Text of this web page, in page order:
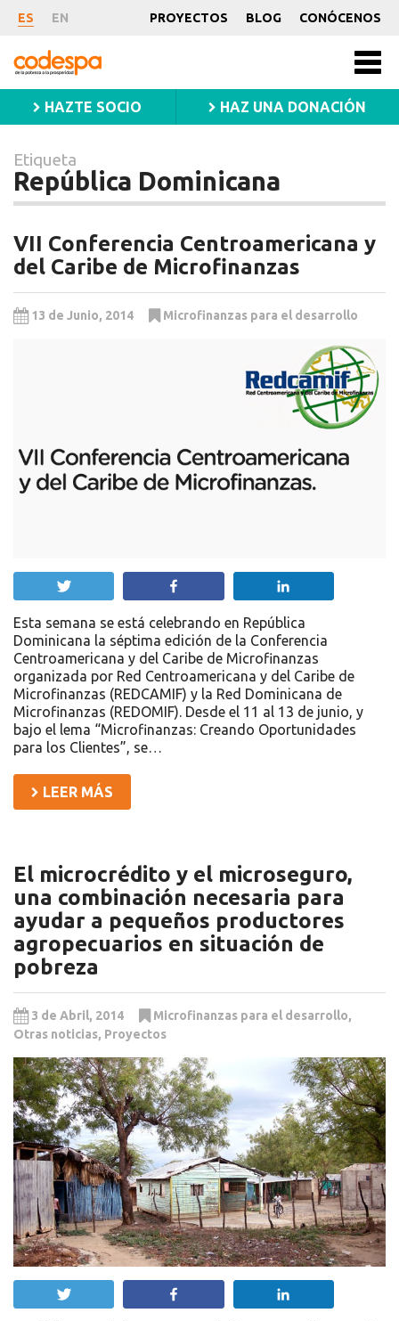
Etiqueta
República
Dominicana
ES EN PROYECTOS BLOG CONÓCENOS
CODESPA
HAZTE SOCIO HAZ UNA DONACIÓN
Etiqueta
República Dominicana
VII Conferencia Centroamericana y
del Caribe de Microfinanzas
13 de Junio, 2014 Microfinanzas para el desarrollo
Esta semana se está celebrando en República
Dominicana la séptima edición de la Conferencia
Centroamericana y del Caribe de Microfinanzas
organizada por Red Centroamericana y del Caribe de
Microfinanzas (REDCAMIF) y la Red Dominicana de
Microfinanzas (REDOMIF). Desde el 11 al 13 de junio, y
bajo el lema “Microfinanzas: Creando Oportunidades
para los Clientes”, se…
LEER MÁS
El microcrédito y el microseguro,
una combinación necesaria para
ayudar a pequeños productores
agropecuarios en situación de
pobreza
3 de Abril, 2014 Microfinanzas para el desarrollo,
Otras noticias, Proyectos